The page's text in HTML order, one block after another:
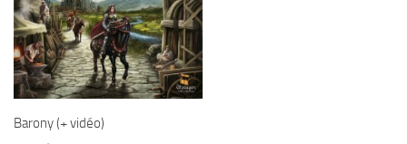
Barony (+ vidéo)